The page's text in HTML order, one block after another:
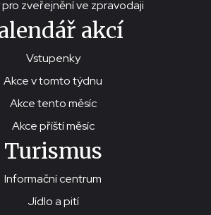
zveřejnění ve zpravodaji
akcí
Vstupenky
Akce v tomto týdnu
Akce tento měsíc
Akce příští měsíc
Turismus
Informační centrum
Jídlo a pití